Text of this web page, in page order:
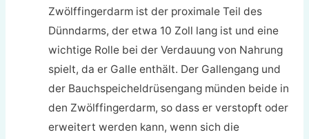
Zwölffingerdarm ist der proximale Teil des
Dünndarms, der etwa 10 Zoll lang ist und eine
wichtige Rolle bei der Verdauung von Nahrung
spielt, da er Galle enthält. Der Gallengang und
der Bauchspeicheldrüsengang münden beide in
den Zwölffingerdarm, so dass er verstopft oder
erweitert werden kann, wenn sich die